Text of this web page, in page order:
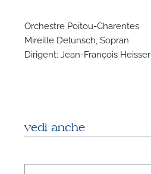
Orchestre Poitou-Charentes
Mireille Delunsch, Sopran
Dirigent: Jean-François Heisser
vedi anche